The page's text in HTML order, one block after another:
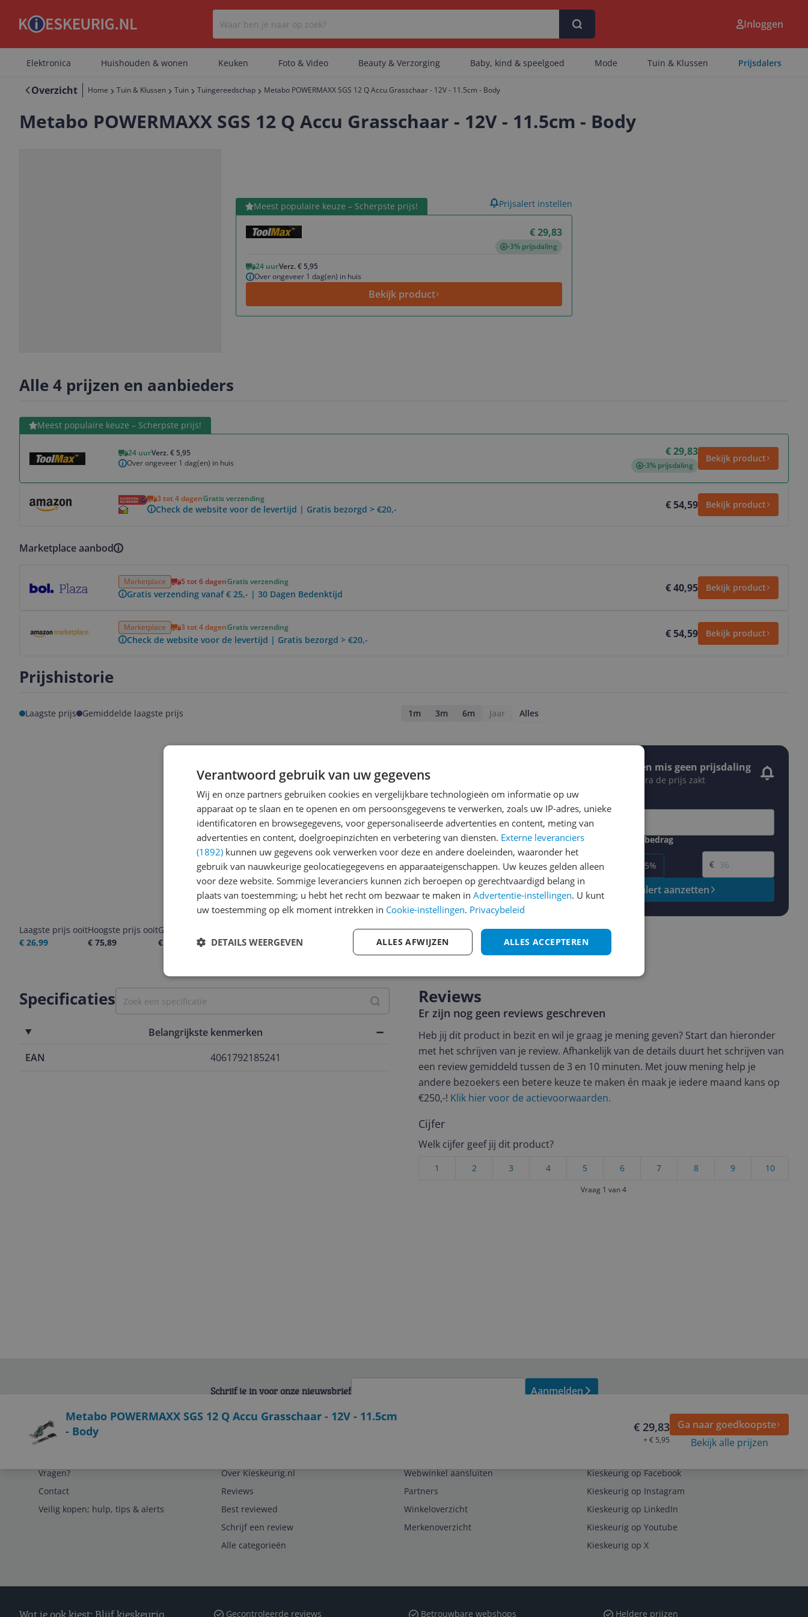
Er zijn geen categorieën gevonden.
Er zijn geen artikelen gevonden.
Inloggen
Elektronica Huishouden & wonen Keuken Foto & Video Beauty & Verzorging Baby, kind & speelgoed Mode Tuin & Klussen Prijsdalers
Overzicht Home Tuin & Klussen Tuin Tuingereedschap Metabo POWERMAXX SGS 12 Q Accu Grasschaar - 12V - 11.5cm - Body
Metabo POWERMAXX SGS 12 Q Accu Grasschaar - 12V - 11.5cm - Body
Meest populaire keuze – Scherpste prijs!
€ 29,83
-3% prijsdaling
24 uurVerz. € 5,95
Over ongeveer 1 dag(en) in huis
Bekijk product
Bekijk product Prijsalert instellen
Alle 4 prijzen en aanbieders
Meest populaire keuze – Scherpste prijs!
24 uurVerz. € 5,95
Over ongeveer 1 dag(en) in huis
€ 29,83
-3% prijsdaling
Bekijk product
Bekijk product
3 tot 4 dagenGratis verzending
Check de website voor de levertijd | Gratis bezorgd > €20,- € 54,59 Bekijk product
Marketplace aanbod
Marketplace 5 tot 6 dagenGratis verzending
Gratis verzending vanaf € 25,- | 30 Dagen Bedenktijd € 40,95 Bekijk product
Marketplace 3 tot 4 dagenGratis verzending
Check de website voor de levertijd | Gratis bezorgd > €20,- € 54,59 Bekijk product
Prijshistorie
Laagste prijs Gemiddelde laagste prijs 1m 3m 6m Jaar Alles
Laagste prijs ooit
€ 26,99
Hoogste prijs ooit
€ 75,89
Goedkoopste nu
€ 29,83
07-08-2026
Stel een alert in en mis geen prijsdaling
Krijg een seintje zodra de prijs zakt
Jouw e-mailadres
Gewenste daling of bedrag
-5% -10% -15%
Gewenste prijs
€
Prijsalert aanzetten
Specificaties
Belangrijkste kenmerken
EAN
4061792185241
Reviews
Er zijn nog geen reviews geschreven
Heb jij dit product in bezit en wil je graag je mening geven? Start dan hieronder
met het schrijven van je review. Afhankelijk van de details duurt het schrijven van
een review gemiddeld tussen de 3 en 10 minuten. Met jouw mening help je
andere bezoekers een betere keuze te maken én maak je iedere maand kans op
€250,-! Klik hier voor de actievoorwaarden.
Cijfer
Welk cijfer geef jij dit product?
10
9
8
7
6
5
4
3
2
1
Vraag 1 van 4
Metabo POWERMAXX SGS 12 Q Accu Grasschaar - 12V - 11.5cm
- Body
€ 29,83
+ € 5,95
Ga naar goedkoopste
Bekijk alle prijzen
Schrijf je in voor onze nieuwsbrief Aanmelden
Vragen?
Contact
Veilig kopen; hulp, tips & alerts
Over Kieskeurig.nl
Reviews
Best reviewed
Schrijf een review
Alle categorieën
Webwinkel aansluiten
Partners
Winkeloverzicht
Merkenoverzicht
Kieskeurig op Facebook
Kieskeurig op Instagram
Kieskeurig op LinkedIn
Kieskeurig op Youtube
Kieskeurig op X
Wat je ook kiest: Blijf kieskeurig Gecontroleerde reviews Betrouwbare webshops Heldere prijzen
Verantwoord gebruik van uw gegevens
Wij en onze partners gebruiken cookies en vergelijkbare technologieën om informatie op uw
apparaat op te slaan en te openen en om persoonsgegevens te verwerken, zoals uw IP-adres, unieke
identificatoren en browsegegevens, voor gepersonaliseerde advertenties en content, meting van
advertenties en content, doelgroepinzichten en verbetering van diensten. Externe leveranciers
(1892) kunnen uw gegevens ook verwerken voor deze en andere doeleinden, waaronder het
gebruik van nauwkeurige geolocatiegegevens en apparaateigenschappen. Uw keuzes gelden alleen
voor deze website. Sommige leveranciers kunnen zich beroepen op gerechtvaardigd belang in
plaats van toestemming; u hebt het recht om bezwaar te maken in Advertentie-instellingen. U kunt
uw toestemming op elk moment intrekken in Cookie-instellingen. Privacybeleid
ALLES ACCEPTEREN
ALLES AFWIJZEN
DETAILS WEERGEVEN